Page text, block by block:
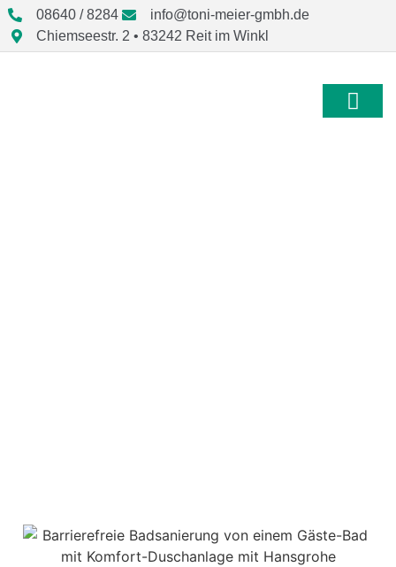
08640 / 8284
info@toni-meier-gmbh.de
Chiemseestr. 2 • 83242 Reit im Winkl